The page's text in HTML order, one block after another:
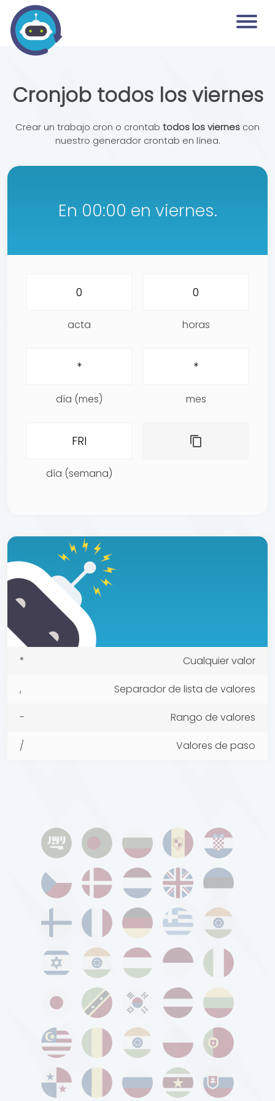
Cronjob todos los viernes
Crear un trabajo cron o crontab todos los viernes con
nuestro generador crontab en línea.
En 00:00 en viernes.
acta horas
día (mes) mes
día (semana)
*
Cualquier valor
,
Separador de lista de valores
-
Rango de valores
/
Valores de paso